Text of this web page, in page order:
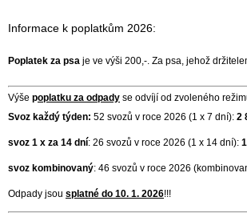
Informace k poplatkům 2026:
Poplatek za psa je ve výši 200,-. Za psa, jehož
Výše poplatku za odpady se odvíjí od zvoleného
Svoz každý týden: 52 svozů v roce 2026 (1 x 7 dní): 2
svoz 1 x za 14 dní: 26 svozů v roce 2026 (1 x 14 dní):
svoz kombinovaný: 46 svozů v roce 2026
Odpady jsou splatné do 10. 1. 2026!!!